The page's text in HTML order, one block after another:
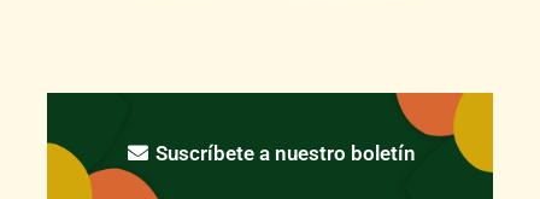
Suscríbete a nuestro boletín